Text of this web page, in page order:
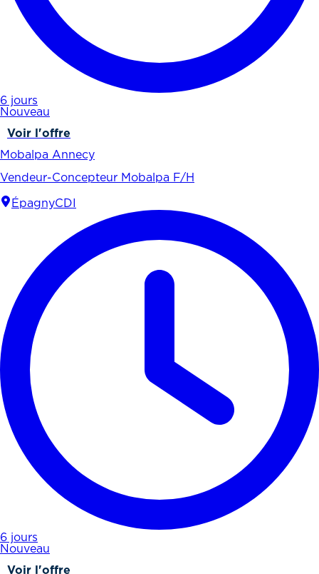
6 jours
Nouveau
Voir l'offre
Mobalpa Annecy
Vendeur-Concepteur Mobalpa F/H
ÉpagnyCDI
6 jours
Nouveau
Voir l'offre